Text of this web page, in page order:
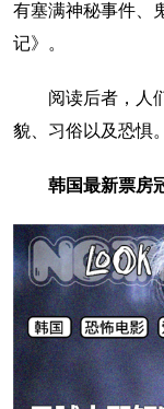
有塞满神秘事件、
记》。
阅读后者，人们
貌、习俗以及恐惧。
韩国最新票房